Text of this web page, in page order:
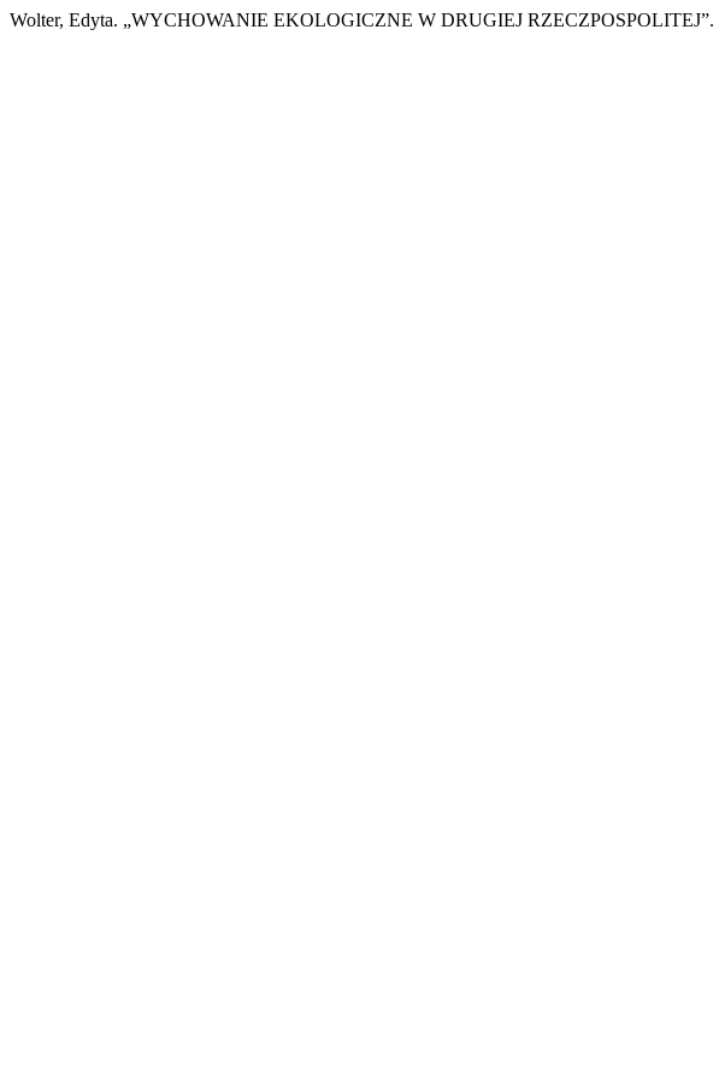
Wolter, Edyta. „WYCHOWANIE EKOLOGICZNE W DRUGIEJ RZECZPOSPOLITEJ”.